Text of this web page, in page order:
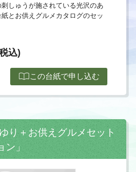
しゅうが施されている光沢のあ
とお供えグルメカタログのセッ
込)
import_contactsこの台紙で申し込む
り＋お供えグルメセット
ン」